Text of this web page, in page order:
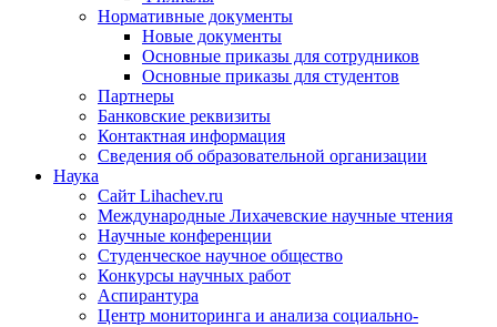
Нормативные документы
Новые документы
Основные приказы для сотрудников
Основные приказы для студентов
Партнеры
Банковские реквизиты
Контактная информация
Сведения об образовательной организации
Наука
Сайт Lihachev.ru
Международные Лихачевские научные чтения
Научные конференции
Студенческое научное общество
Конкурсы научных работ
Аспирантура
Центр мониторинга и анализа социально-